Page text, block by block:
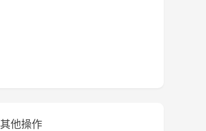
其他操作